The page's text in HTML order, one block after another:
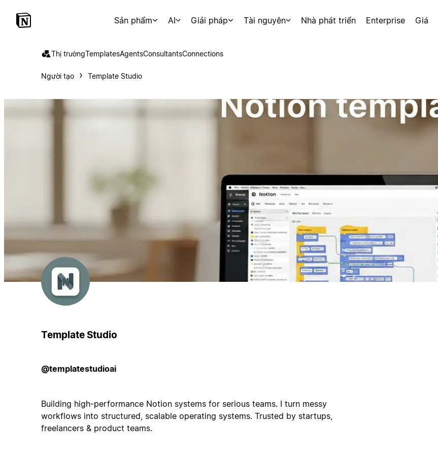
Sản phẩm AI Giải pháp Tài nguyên Nhà phát triển Enterprise Giá
Thị trườngTemplatesAgentsConsultantsConnections
Người tạo Template Studio
Template Studio
@templatestudioai
Building high-performance Notion systems for serious teams. I turn messy
workflows into structured, scalable operating systems. Trusted by startups,
freelancers & product teams.